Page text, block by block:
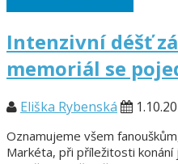
Intenzivní déšť
memoriál se
Eliška Rybenská
Oznamujeme všem
Markéta, při příležitosti konání